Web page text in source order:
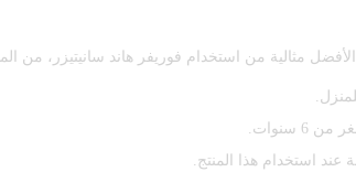
مثالية من استخدام فوريفر هاند سانيتيزر، من
سنوات.
عند استخدام هذا المنتج.